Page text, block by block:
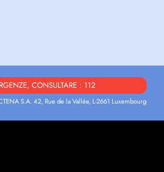
CONSULTARE : 112
S.A. 42, Rue de la Vallée, L-2661 Luxembourg